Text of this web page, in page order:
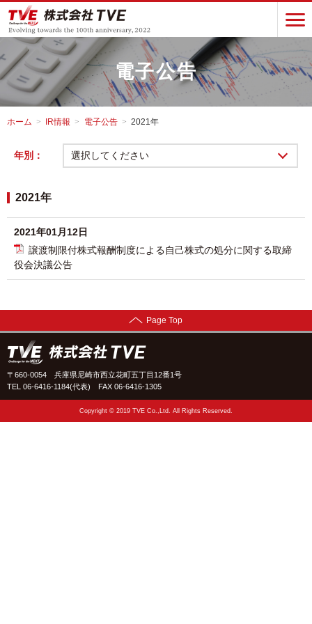
電子公告
ホーム IR情報 電子公告 2021年
年別： 選択してください
2021年
2021年01月12日
譲渡制限付株式報酬制度による自己株式の処分に関する取締
役会決議公告
Page Top
〒660-0054 兵庫県尼崎市西立花町五丁目12番1号
TEL 06-6416-1184(代表)
FAX 06-6416-1305
Copyright © 2019 TVE Co.,Ltd. All Rights Reserved.